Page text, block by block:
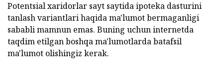
Potentsial xaridorlar sayt saytida ipoteka dasturini
tanlash variantlari haqida ma'lumot bermaganligi
sababli mamnun emas. Buning uchun internetda
taqdim etilgan boshqa ma'lumotlarda batafsil
ma'lumot olishingiz kerak.